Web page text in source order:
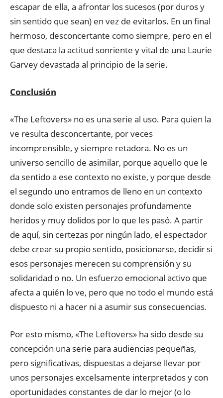
escapar de ella, a afrontar los sucesos (por duros y
sin sentido que sean) en vez de evitarlos. En un final
hermoso, desconcertante como siempre, pero en el
que destaca la actitud sonriente y vital de una Laurie
Garvey devastada al principio de la serie.
Conclusión
«The Leftovers» no es una serie al uso. Para quien la
ve resulta desconcertante, por veces
incomprensible, y siempre retadora. No es un
universo sencillo de asimilar, porque aquello que le
da sentido a ese contexto no existe, y porque desde
el segundo uno entramos de lleno en un contexto
donde solo existen personajes profundamente
heridos y muy dolidos por lo que les pasó. A partir
de aquí, sin certezas por ningún lado, el espectador
debe crear su propio sentido, posicionarse, decidir si
esos personajes merecen su comprensión y su
solidaridad o no. Un esfuerzo emocional activo que
afecta a quién lo ve, pero que no todo el mundo está
dispuesto ni a hacer ni a asumir sus consecuencias.
Por esto mismo, «The Leftovers» ha sido desde su
concepción una serie para audiencias pequeñas,
pero significativas, dispuestas a dejarse llevar por
unos personajes excelsamente interpretados y con
oportunidades constantes de dar lo mejor (o lo